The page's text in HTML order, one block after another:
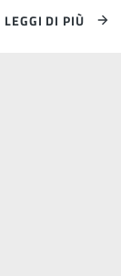
LEGGI DI PIÙ